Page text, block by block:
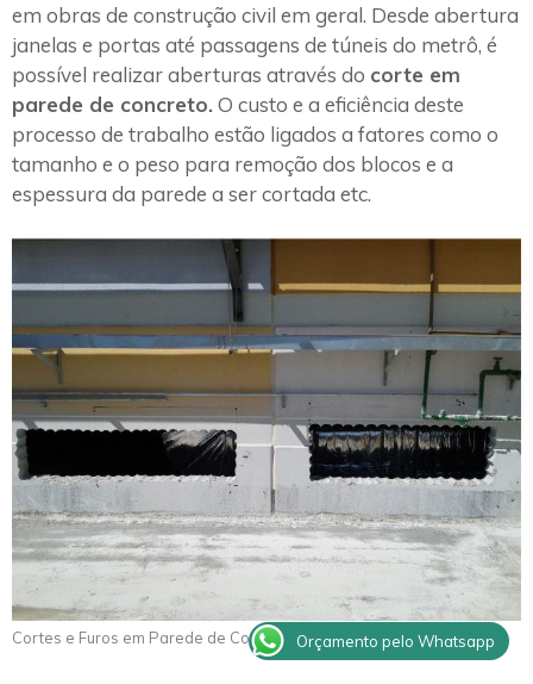
em obras de construção civil em geral. Desde abertura
janelas e portas até passagens de túneis do metrô, é
possível realizar aberturas através do corte em
parede de concreto. O custo e a eficiência deste
processo de trabalho estão ligados a fatores como o
tamanho e o peso para remoção dos blocos e a
espessura da parede a ser cortada etc.
Cortes e Furos em Parede de Concreto ItapeviOrçamento pelo Whatsapp